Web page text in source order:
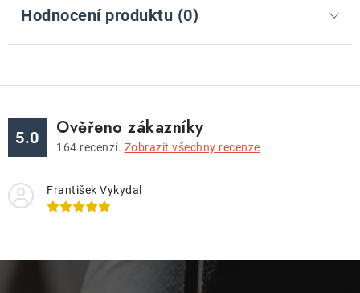
Hodnocení produktu (0)
5.0 Ověřeno zákazníky
164 recenzí. Zobrazit všechny recenze
František Vykydal